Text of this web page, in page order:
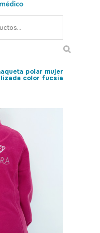
polar mujer
color fucsia